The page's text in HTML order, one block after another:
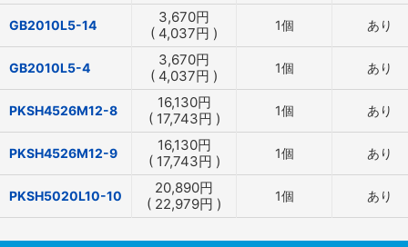
GB2010L5-14 3,670円
( 4,037円 ) 1個 あり
GB2010L5-4 3,670円
( 4,037円 ) 1個 あり
PKSH4526M12-8 16,130円
( 17,743円 ) 1個 あり
PKSH4526M12-9 16,130円
( 17,743円 ) 1個 あり
PKSH5020L10-10 20,890円
( 22,979円 ) 1個 あり